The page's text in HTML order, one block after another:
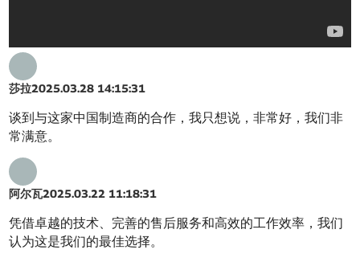
莎拉2025.03.28 14:15:31
谈到与这家中国制造商的合作，我只想说，非常好，我们非
常满意。
阿尔瓦2025.03.22 11:18:31
凭借卓越的技术、完善的售后服务和高效的工作效率，我们
认为这是我们的最佳选择。